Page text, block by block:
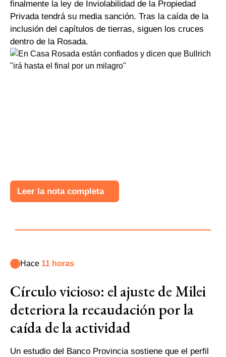
finalmente la ley de Inviolabilidad de la Propiedad
Privada tendrá su media sanción. Tras la caída de la
inclusión del capítulos de tierras, siguen los cruces
dentro de la Rosada.
Leer la nota completa
Hace 11 horas
Círculo vicioso: el ajuste de Milei
deteriora la recaudación por la
caída de la actividad
Un estudio del Banco Provincia sostiene que el perfil